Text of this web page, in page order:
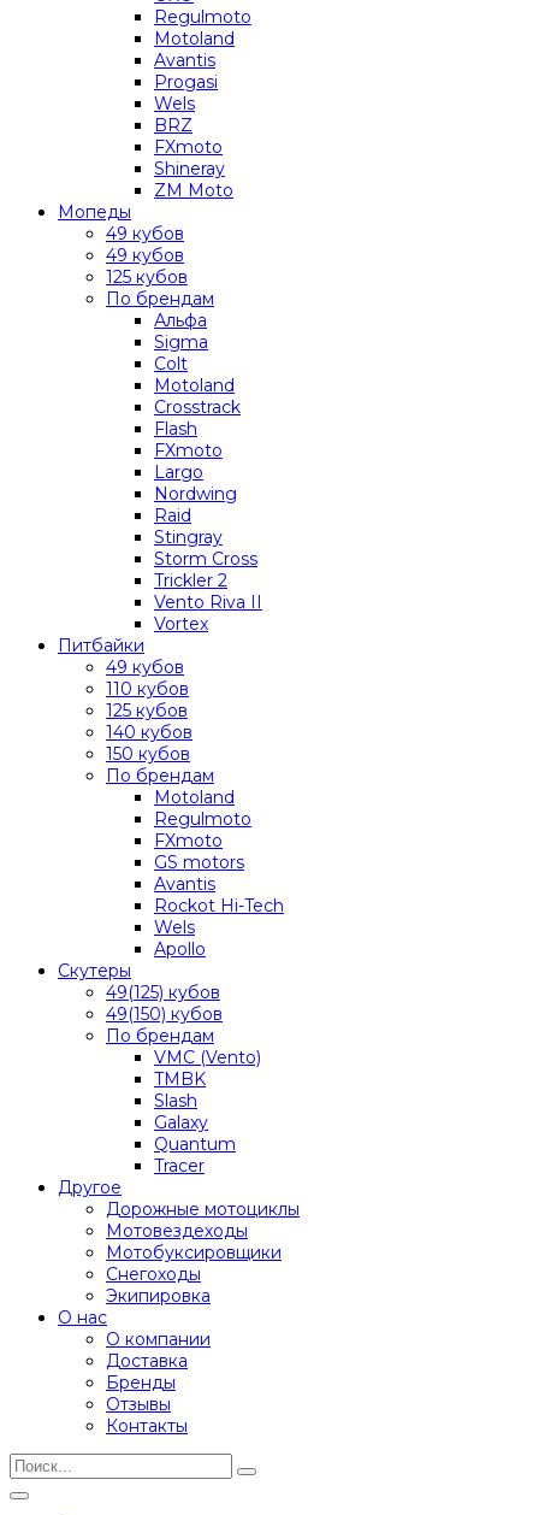
Regulmoto
Motoland
Avantis
Progasi
Wels
BRZ
FXmoto
Shineray
ZM Moto
Мопеды
49 кубов
49 кубов
125 кубов
По брендам
Альфа
Sigma
Colt
Motoland
Crosstrack
Flash
FXmoto
Largo
Nordwing
Raid
Stingray
Storm Cross
Trickler 2
Vento Riva II
Vortex
Питбайки
49 кубов
110 кубов
125 кубов
140 кубов
150 кубов
По брендам
Motoland
Regulmoto
FXmoto
GS motors
Avantis
Rockot Hi-Tech
Wels
Apollo
Скутеры
49(125) кубов
49(150) кубов
По брендам
VMC (Vento)
TMBK
Slash
Galaxy
Quantum
Tracer
Другое
Дорожные мотоциклы
Мотовездеходы
Мотобуксировщики
Снегоходы
Экипировка
О нас
О компании
Доставка
Бренды
Отзывы
Контакты